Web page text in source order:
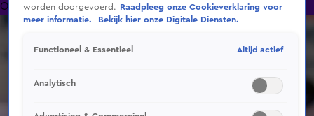
OranjezomerLivestreamsShop
worden doorgevoerd.
Raadpleeg onze Cookieverklaring voor
meer informatie.
Bekijk hier onze Digitale Diensten.
Functioneel & Essentieel Altijd actief
Analytisch